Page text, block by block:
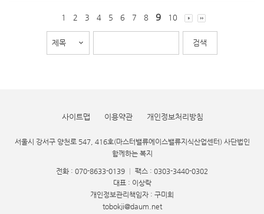
1 2 3 4 5 6 7 8 9 10
사이트맵 이용약관 개인정보처리방침
서울시 강서구 양천로 547, 416호(마스터밸류에이스밸류지식산업센터) 사단법인
함께하는 복지
전화 : 070-8633-0139
팩스 : 0303-3440-0302
대표 : 이상락
개인정보관리책임자 : 구미희
tobokji@daum.net